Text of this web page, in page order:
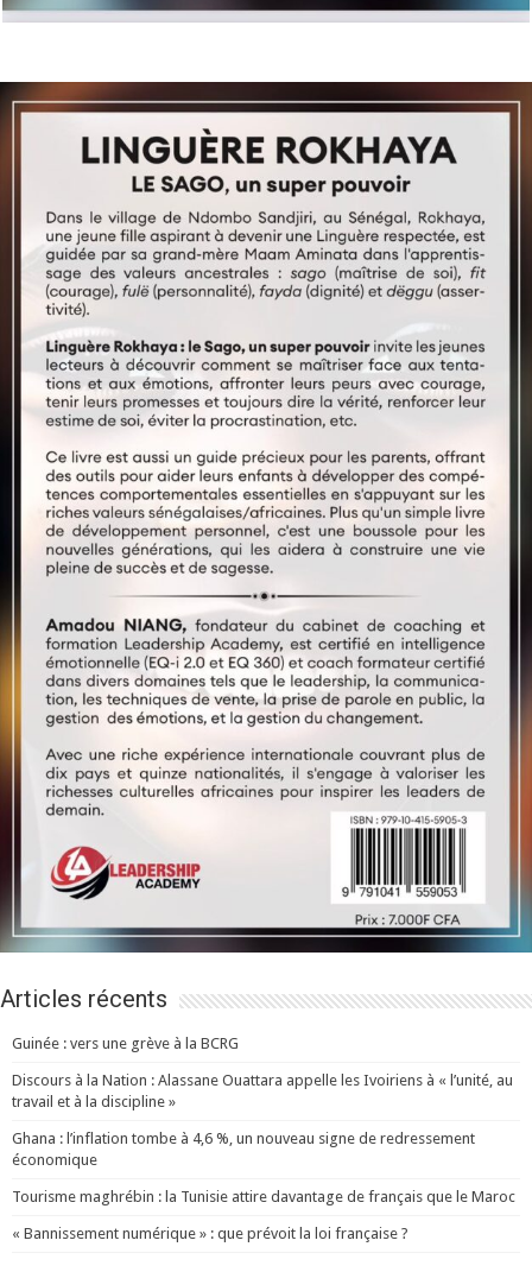
Articles récents
Guinée : vers une grève à la BCRG
Discours à la Nation : Alassane Ouattara appelle les Ivoiriens à « l’unité, au
travail et à la discipline »
Ghana : l’inflation tombe à 4,6 %, un nouveau signe de redressement
économique
Tourisme maghrébin : la Tunisie attire davantage de français que le Maroc
« Bannissement numérique » : que prévoit la loi française ?